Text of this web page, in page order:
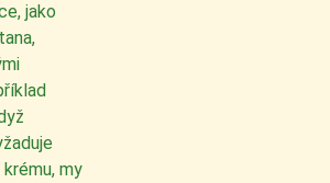
jako
my